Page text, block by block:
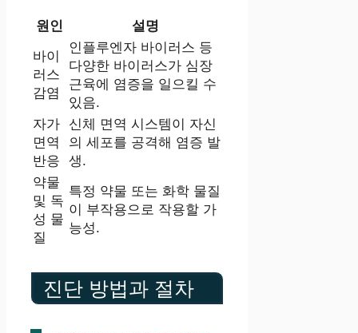
원인
설명
바이
러스
감염
인플루엔자 바이러스 등
다양한 바이러스가 심장
근육에 염증을 일으킬 수
있음.
자가
면역
반응
신체 면역 시스템이 자신
의 세포를 공격해 염증 발
생.
약물
및 독
성 물
질
특정 약물 또는 화학 물질
이 부작용으로 작용할 가
능성.
진단 방법과 절차